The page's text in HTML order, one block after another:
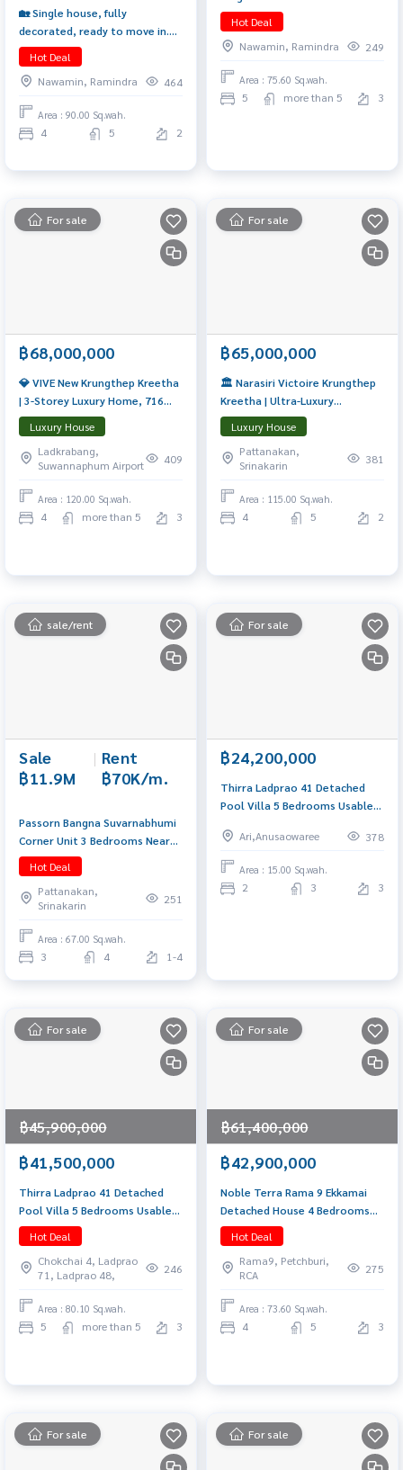
🏡 Single house, fully
decorated, ready to move in.
The price is better than the
project page: Narasiri Phahon-
Watcharaphon, 4 bedrooms,
price 29.9 MB. 📞: 065-626-5636
(Kie)
Hot Deal
Nawamin, Ramindra
464
Area : 90.00 Sq.wah.
4 5 2
Price: 38.9 MB 📞 065-626-5636
(Kie)
Hot Deal
Nawamin, Ramindra
249
Area : 75.60 Sq.wah.
5 more than 5 3
For sale
฿68,000,000
💎 VIVE New Krungthep Kreetha
| 3-Storey Luxury Home, 716
sq.m., with Private Glass House
Starting from THB 68 million 📞
065-626-5636 (Kie)
Luxury House
Ladkrabang,
Suwannaphum Airport
409
Area : 120.00 Sq.wah.
4 more than 5 3
For sale
฿65,000,000
🏛️ Narasiri Victoire Krungthep
Kreetha | Ultra-Luxury
Mansions Inspired by the Palace
of Versailles PRESALE 28 FEB |
Starting from 65–120 MB 📞
065-626-5636 (Kie)
Luxury House
Pattanakan,
Srinakarin
381
Area : 115.00 Sq.wah.
4 5 2
sale/rent
Sale
฿11.9M
| Rent
฿70K/m.
Passorn Bangna Suvarnabhumi
Corner Unit 3 Bedrooms Near
the Airport Selling price 11.9
MB. | Rental 70,000 baht 📞 065-
626-5636 (Kie)
Hot Deal
Pattanakan,
Srinakarin
251
Area : 67.00 Sq.wah.
3 4 1-4
For sale
฿24,200,000
Thirra Ladprao 41 Detached
Pool Villa 5 Bedrooms Usable
41.5 Mb. 📞 065-626-5636 (Kie)
Ari,Anusaowaree 378
Area : 15.00 Sq.wah.
2 3 3
For sale
฿45,900,000
฿41,500,000
Thirra Ladprao 41 Detached
Pool Villa 5 Bedrooms Usable
area 575 sq.m. Special price
41.5 Mb. 📞 065-626-5636 (Kie)
Hot Deal
Chokchai 4, Ladprao
71, Ladprao 48,
246
Area : 80.10 Sq.wah.
5 more than 5 3
For sale
฿61,400,000
฿42,900,000
Noble Terra Rama 9 Ekkamai
Detached House 4 Bedrooms
with Private Lift Special price
42.9 Mb. 📞 065-626-5636 (Kie)
Hot Deal
Rama9, Petchburi,
RCA
275
Area : 73.60 Sq.wah.
4 5 3
For sale For sale